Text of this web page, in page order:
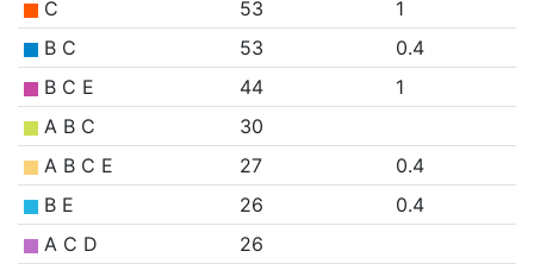
C
53
1
B C
53
0.4
B C E
44
1
A B C
30
A B C E
27
0.4
B E
26
0.4
A C D
26